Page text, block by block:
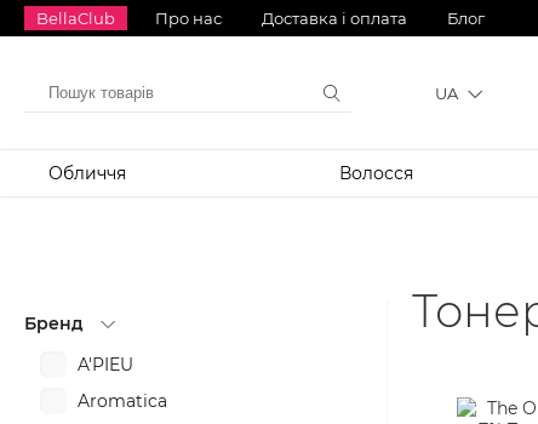
BellaClub Про нас Доставка і оплата Блог
UA
Обличчя Волосся
Бренд
A'PIEU
Aromatica